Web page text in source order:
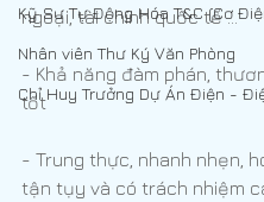
Kỹ Sư Tự Động Hóa T&C (Cơ
Nhân viên Thư Ký Văn Phòng
Chỉ Huy Trưởng Dự Án Điện -
ngoại, tài chính quốc tế …
- Khả năng đàm phán,
tốt
- Trung thực, nhanh nhẹn,
tận tụy và có trách nhiệm